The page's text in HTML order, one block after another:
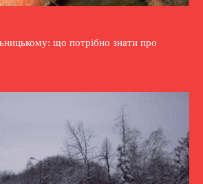
що потрібно знати про